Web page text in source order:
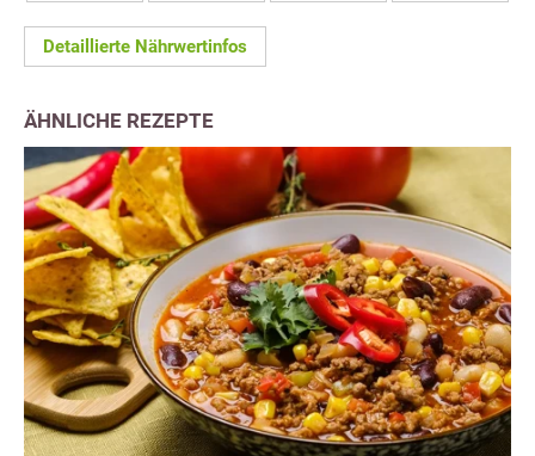
Detaillierte Nährwertinfos
ÄHNLICHE REZEPTE